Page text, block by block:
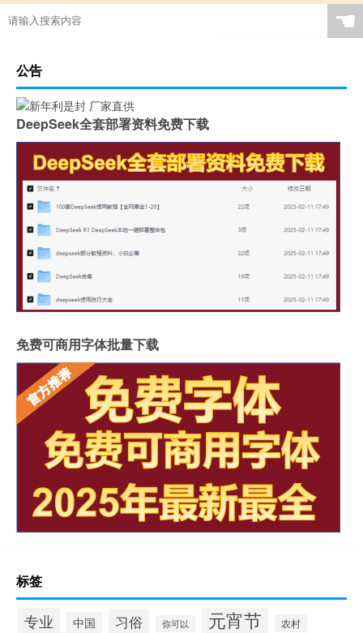
☚
公告
DeepSeek全套部署资料免费下载
免费可商用字体批量下载
标签
专业 中国 习俗 你可以 元宵节 农村